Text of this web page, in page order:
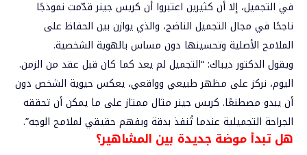
في التجميل، إلا أن كثيرين اعتبروا أن كريس جينر قدّمت نموذجًا
ناجحًا في مجال التجميل الناضج، والذي يوازن بين الحفاظ على
الملامح الأصلية وتحسينها دون مساس بالهوية الشخصية.
ويقول الدكتور ديباك: “التجميل لم يعد كما كان قبل عقد من الزمن.
اليوم، نركز على مظهر طبيعي وواقعي، يعكس حيوية الشخص دون
أن يبدو مصطنعًا. كريس جينر مثال ممتاز على ما يمكن أن تحققه
الجراحة التجميلية عندما تُنفذ بدقة وبفهم حقيقي لملامح الوجه”.
هل تبدأ موضة جديدة بين المشاهير؟